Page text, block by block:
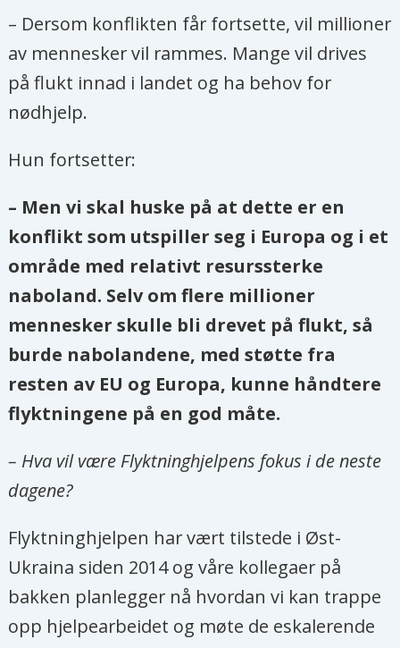
– Dersom konflikten får fortsette, vil millioner
av mennesker vil rammes. Mange vil drives
på flukt innad i landet og ha behov for
nødhjelp.
Hun fortsetter:
– Men vi skal huske på at dette er en
konflikt som utspiller seg i Europa og i et
område med relativt resurssterke
naboland. Selv om flere millioner
mennesker skulle bli drevet på flukt, så
burde nabolandene, med støtte fra
resten av EU og Europa, kunne håndtere
flyktningene på en god måte.
– Hva vil være Flyktninghjelpens fokus i de neste
dagene?
Flyktninghjelpen har vært tilstede i Øst-
Ukraina siden 2014 og våre kollegaer på
bakken planlegger nå hvordan vi kan trappe
opp hjelpearbeidet og møte de eskalerende